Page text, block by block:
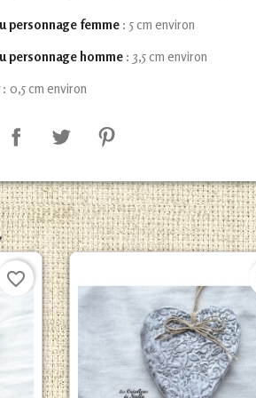
personnage femme : 5 cm environ
personnage homme : 3,5 cm environ
: 0,5 cm environ
favorite_border